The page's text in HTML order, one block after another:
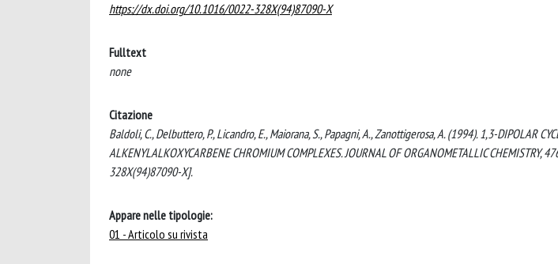
https://dx.doi.org/10.1016/0022-328X(94)87090-X
Fulltext
none
Citazione
Baldoli, C., Delbuttero, P., Licandro, E., Maiorana, S., Papagni, A., Zanottigerosa, A. (1994). 1,3-DIPOLAR
ALKENYLALKOXYCARBENE CHROMIUM COMPLEXES. JOURNAL OF ORGANOMETALLIC CHEMISTRY,
328X(94)87090-X].
Appare nelle tipologie:
01 - Articolo su rivista